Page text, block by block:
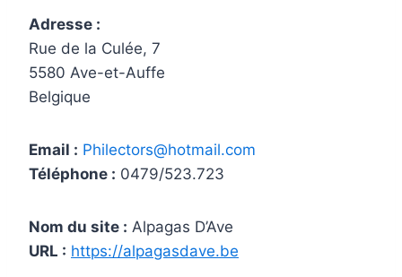
Adresse :
Rue de la Culée, 7
5580 Ave-et-Auffe
Belgique
Email : Philectors@hotmail.com
Téléphone : 0479/523.723
Nom du site : Alpagas D’Ave
URL : https://alpagasdave.be